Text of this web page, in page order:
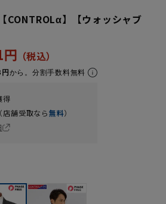
CONTROLα】【ウォッシャブ
から。分割手数料無料
得
店舗受取なら無料）